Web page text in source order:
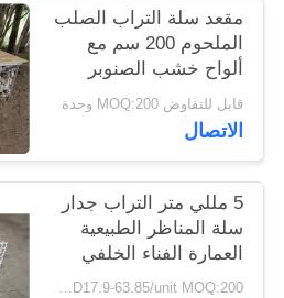
مقعد سلة التراب الصلب
الملحوم 200 سم مع
ألواح خشب الصنوبر
قابل للتفاوض MOQ:200 وحدة
الاتصال
5 مللي متر التراب جدار
سلة المناظر الطبيعية
العمارة الفناء الخلفي
الديكور
USD17.9-63.85/unit MOQ:200 وحدة